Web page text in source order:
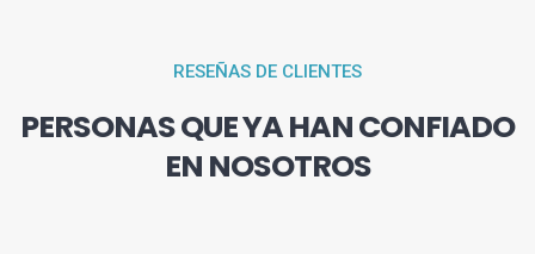
RESEÑAS DE CLIENTES
PERSONAS QUE YA HAN CONFIADO
EN NOSOTROS